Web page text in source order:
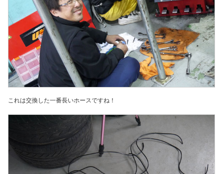
これは交換した一番長いホースですね！